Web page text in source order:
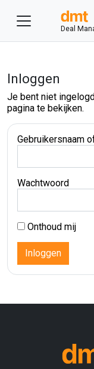
Deal
Inloggen
Je bent niet
pagina te bekijken.
Gebruikersnaam
Wachtwoord
Onthoud mij